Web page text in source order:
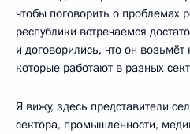
чтобы поговорить о проблемах
республики встречаемся
и договорились, что он
которые работают в разных
Я вижу, здесь представители
сектора, промышленности,